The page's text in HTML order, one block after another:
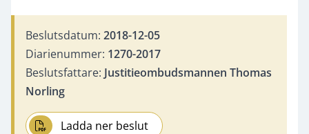
Beslutsdatum: 2018-12-05
Diarienummer: 1270-2017
Beslutsfattare: Justitieombudsmannen Thomas
Norling
Ladda ner beslut